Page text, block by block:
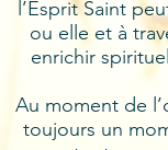
l’Esprit Saint
ou elle et à
enrichir
Au moment de
toujours un